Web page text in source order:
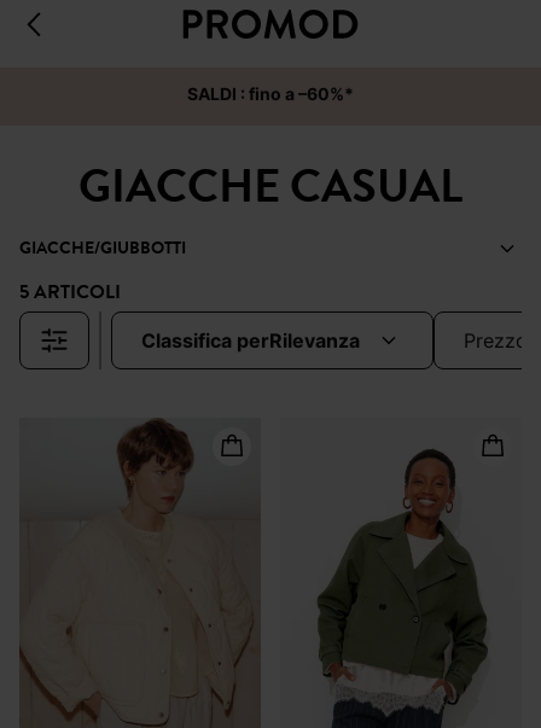
SALDI : fino a –60%*
GIACCHE CASUAL
GIACCHE/GIUBBOTTI
5 ARTICOLI
classifica per rilevanza prezzo